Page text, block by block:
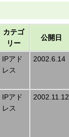
カテゴ
リー
公開日
IPアド
レス
2002.6.14
IPアド
レス
2002.11.12